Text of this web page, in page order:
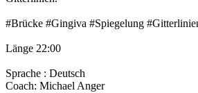
#Brücke #Gingiva #Spiegelung
Länge 22:00
Sprache : Deutsch
Coach: Michael Anger